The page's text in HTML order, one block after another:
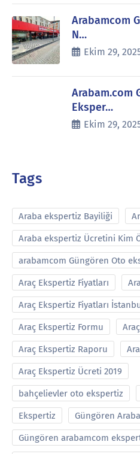
Arabamcom
N…
Ekim 29,
Arabam.com
Eksper…
Ekim 29,
Tags
Araba ekspertiz Bayiliği
Araba ekspertiz Ücretini Kim
arabamcom Güngören Oto
Araç Ekspertiz Fiyatları
Araç Ekspertiz Fiyatları
Araç Ekspertiz Formu
Araç Ekspertiz Raporu
Araç Ekspertiz Ücreti 2019
bahçelievler oto ekspertiz
Ekspertiz Güngören
Güngören arabamcom